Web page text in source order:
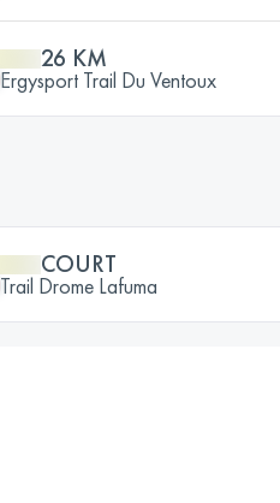
26 KM
Ergysport Trail Du Ventoux
COURT
Trail Drome Lafuma